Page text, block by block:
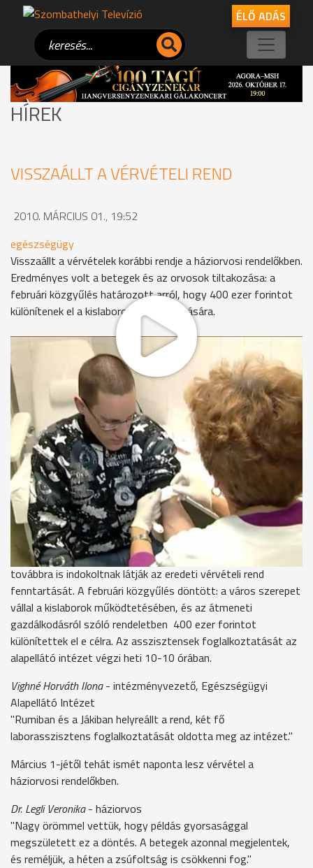
ÉLŐ ADÁS
HÍREK
VISSZAÁLLT A VÉRVÉTELI REND
2010. MÁRCIUS 01., 19:52
egészségügy
Visszaállt a vérvételek korábbi rendje a háziorvosi rendelőkben.
Eredményes volt a betegek és az orvosok tiltakozása: a
februári közgyűlés határozott arról, hogy 400 ezer forintot
különítenek el a kislaborok finanszírozására.
Mint arról korábban már beszámoltunk, a Markusovszky
Kórház takarékosságra hivatkozva a napi vérvételek számát
heti kettőre csökkentette a Rumi és Jáki úti rendelőkben,
emiatt hatalmas volt a tömeg, és megnőtt a várakozási idő.
Három hete még rengetegen zsúfolódtak ösze a váróban, a
tömeg és a hosszú várakozás a betegeket is zavarta.
Korábban minden reggel, január 1-jétől azonban már csak heti
kétszer fogadták a betegeket vérvételre. A tarthatatlan
állapot miatt a háziorvosok és a betegek is tiltakoztak.
Az Egészségügyi Bizottság tárgyalta a problémát.
Megállapították, hogy a Markusovszky Kórház felrúgta az
1996-ban kötött megállapodást, ami elfogadhatatlan, és
továbbra is indokoltnak látják az eredeti vérvételi rend
fenntartását. A februári közgyűlés döntött: a város szerepet
vállal a kislaborok működtetésében, és az átmeneti
gazdálkodásról szóló rendeletben 400 ezer forintot
különítettek el e célra. Az asszisztensek foglalkoztatását az
alapellátó intézet végzi heti 10-10 órában.
Vighné Horváth Ilona- intézményvezető, Egészségügyi
Alapellátó Intézet
"Rumiban és a Jákiban helyreállt a rend, két fő
laborasszisztens foglalkoztatását oldotta meg az intézet."
Március 1-jétől tehát ismét naponta lesz vérvétel a
háziorvosi rendelőkben.
Dr. Legli Veronika- háziorvos
"Nagy örömmel vettük, hogy példás gyorsasággal
megszületett ez a döntés. A betegek azonnal megjelentek,
és reméljük, a héten a zsúfoltság is csökkenni fog."